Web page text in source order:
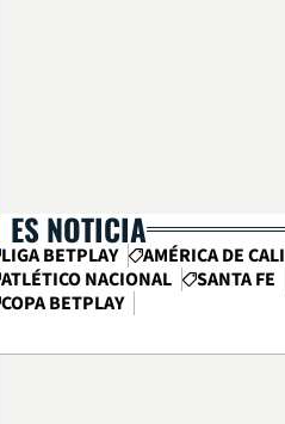
ES NOTICIA
LIGA BETPLAY
AMÉRICA DE CALI
ATLÉTICO NACIONAL
SANTA FE
COPA BETPLAY